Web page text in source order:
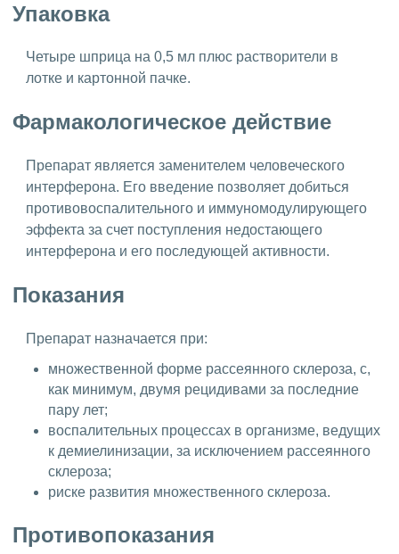
Упаковка
Четыре шприца на 0,5 мл плюс растворители в
лотке и картонной пачке.
Фармакологическое действие
Препарат является заменителем человеческого
интерферона. Его введение позволяет добиться
противовоспалительного и иммуномодулирующего
эффекта за счет поступления недостающего
интерферона и его последующей активности.
Показания
Препарат назначается при:
множественной форме рассеянного склероза, с,
как минимум, двумя рецидивами за последние
пару лет;
воспалительных процессах в организме, ведущих
к демиелинизации, за исключением рассеянного
склероза;
риске развития множественного склероза.
Противопоказания